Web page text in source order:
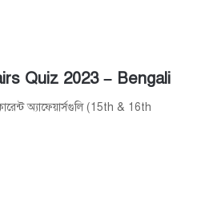
Quiz 2023 – Bengali
অ্যাফেয়ার্সগুলি (15th & 16th